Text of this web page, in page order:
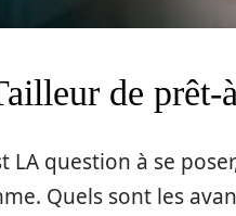
de prêt-
LA question à se
Quels sont les